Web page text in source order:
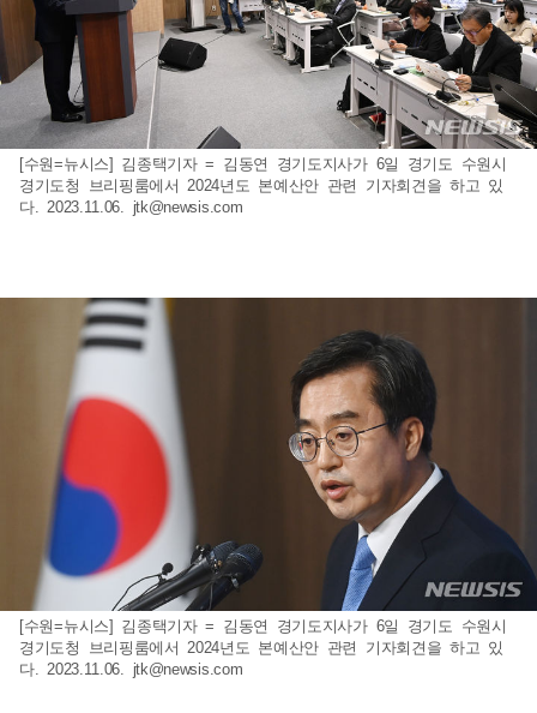
[수원=뉴시스] 김종택기자 = 김동연 경기도지사가 6일 경기도 수원시
경기도청 브리핑룸에서 2024년도 본예산안 관련 기자회견을 하고 있
다. 2023.11.06. jtk@newsis.com
[수원=뉴시스] 김종택기자 = 김동연 경기도지사가 6일 경기도 수원시
경기도청 브리핑룸에서 2024년도 본예산안 관련 기자회견을 하고 있
다. 2023.11.06. jtk@newsis.com